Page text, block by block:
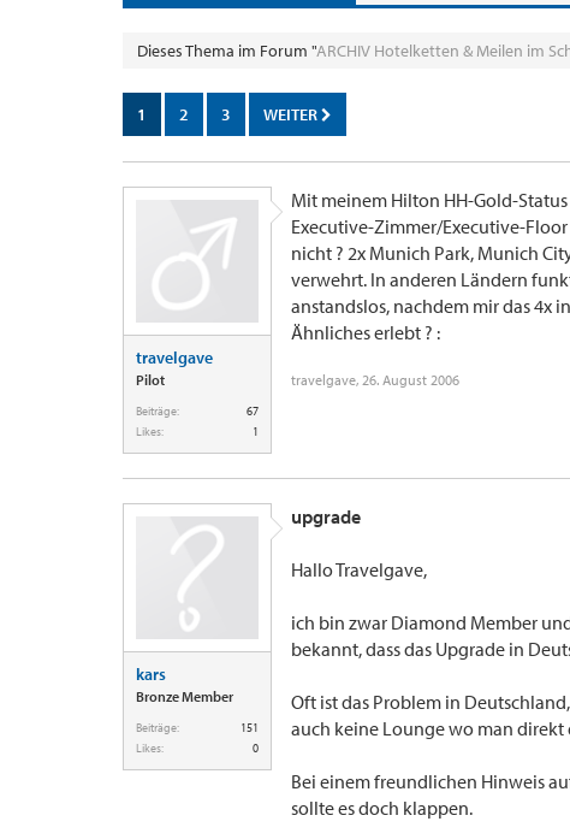
Dieses Thema im Forum "ARCHIV Hotelketten & Meilen im
1 2 3 WEITER
travelgave
Pilot
Beiträge:
67
Likes:
1
Mit meinem Hilton HH-Gold-
Executive-Zimmer/Executive-
nicht ? 2x Munich Park, Munich
verwehrt. In anderen Ländern
anstandslos, nachdem mir das 4x
Ähnliches erlebt ? :
travelgave, 26. August 2006
kars
Bronze Member
Beiträge:
151
Likes:
0
upgrade
Hallo Travelgave,
ich bin zwar Diamond Member
bekannt, dass das Upgrade in
Oft ist das Problem in
auch keine Lounge wo man direkt
Bei einem freundlichen Hinweis
sollte es doch klappen.